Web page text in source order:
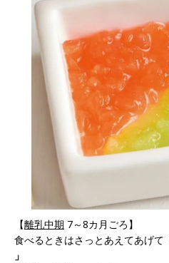
【離乳中期 7～8カ月ごろ】
食べるときはさっとあえてあげて
」